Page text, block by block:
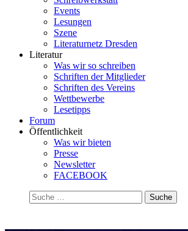
Events
Lesungen
Szene
Literaturnetz Dresden
Literatur
Was wir so schreiben
Schriften der Mitglieder
Schriften des Vereins
Wettbewerbe
Lesetipps
Forum
Öffentlichkeit
Was wir bieten
Presse
Newsletter
FACEBOOK
Suchen